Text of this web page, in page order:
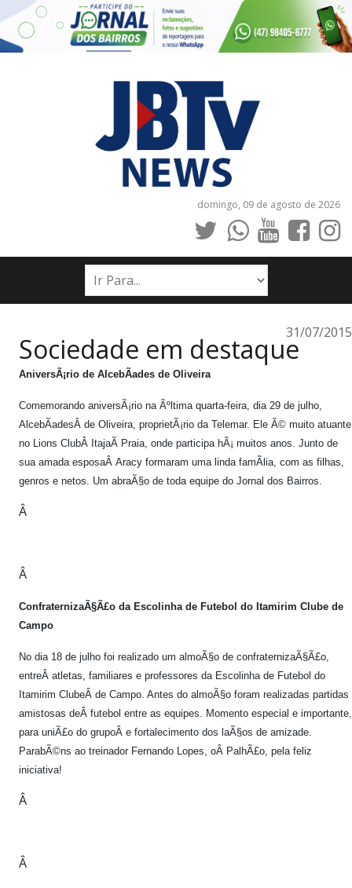
domingo, 09 de agosto de 2026
INÍCIO
NOTÍCIAS
PUBLICAÇÕES LEGAIS
31/07/2015
Sociedade em destaque
AniversÃ¡rio de AlcebÃ­ades de Oliveira
Comemorando aniversÃ¡rio na Ãºltima quarta-feira, dia 29 de julho,
AlcebÃ­adesÂ de Oliveira, proprietÃ¡rio da Telemar. Ele Ã© muito atuante
no Lions ClubÂ ItajaÃ­ Praia, onde participa hÃ¡ muitos anos. Junto de
sua amada esposaÂ Aracy formaram uma linda famÃ­lia, com as filhas,
genros e netos. Um abraÃ§o de toda equipe do Jornal dos Bairros.
Â
Â
ConfraternizaÃ§Ã£o da Escolinha de Futebol do Itamirim Clube de
Campo
No dia 18 de julho foi realizado um almoÃ§o de confraternizaÃ§Ã£o,
entreÂ atletas, familiares e professores da Escolinha de Futebol do
Itamirim ClubeÂ de Campo. Antes do almoÃ§o foram realizadas partidas
amistosas deÂ futebol entre as equipes. Momento especial e importante,
para uniÃ£o do grupoÂ e fortalecimento dos laÃ§os de amizade.
ParabÃ©ns ao treinador Fernando Lopes, oÂ PalhÃ£o, pela feliz
iniciativa!
Â
Â